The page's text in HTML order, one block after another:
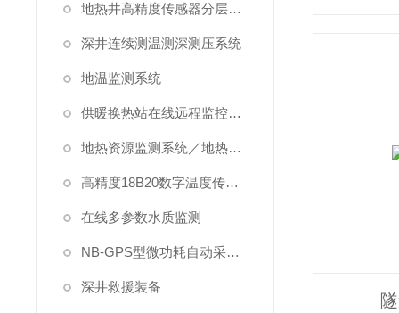
地热井高精度传感器分层测温方案
深井连续测温测深测压系统
地温监测系统
供暖换热站在线远程监控系统方案
地热资源监测系统／地热管理系统
高精度18B20数字温度传感器
在线多参数水质监测
NB-GPS型微功耗自动采集系统
深井救援装备